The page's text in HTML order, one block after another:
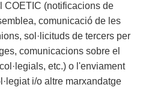
COETIC (notificacions de
comunicació de les
sol·licituds de tercers per
comunicacions sobre el
etc.) o l'enviament
i/o altre marxandatge